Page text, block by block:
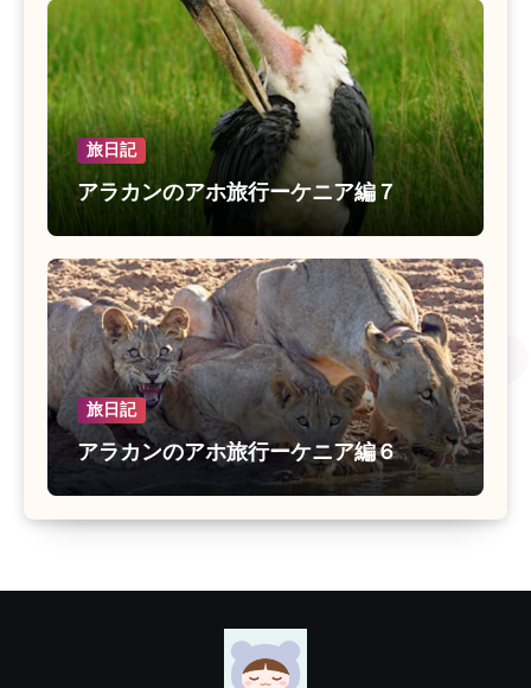
旅日記
アラカンのアホ旅行ーケニア編７
旅日記
アラカンのアホ旅行ーケニア編６